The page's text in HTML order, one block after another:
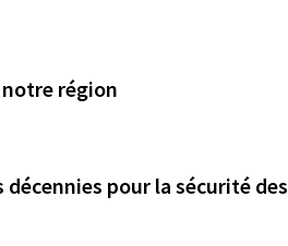
région
pour la sécurité